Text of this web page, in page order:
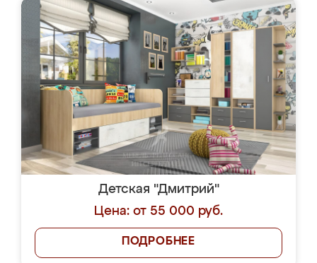
Детская "Дмитрий"
Цена: от 55 000 руб.
ПОДРОБНЕЕ